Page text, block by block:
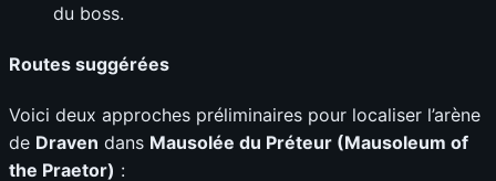
du boss.
Routes suggérées
Voici deux approches préliminaires pour localiser l’arène
de Draven dans Mausolée du Préteur (Mausoleum of
the Praetor) :